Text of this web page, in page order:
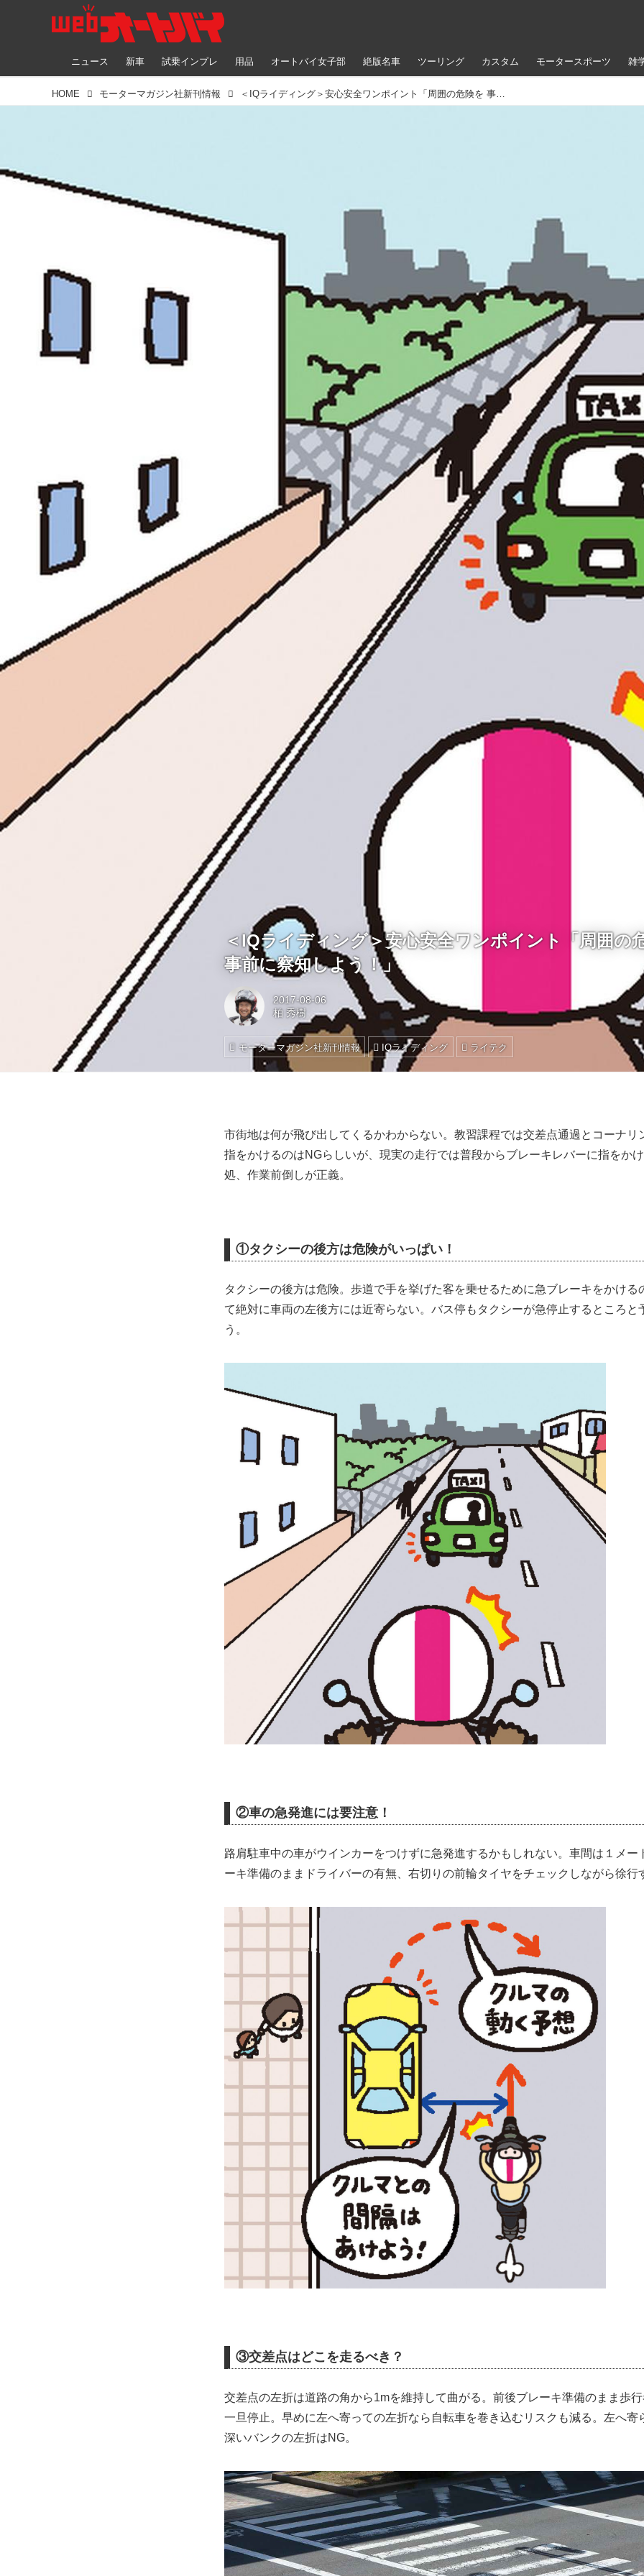
ニュース 新車 試乗インプレ 用品 オートバイ女子部 絶版名車 ツーリング カスタム モータースポーツ 雑
HOME モーターマガジン社新刊情報 ＜IQライディング＞安心安全ワンポイント「周囲の危険を 事前に察知しよう！」
＜IQライディング＞安心安全ワンポイント「周囲の
事前に察知しよう！」
2017-08-06
柏 秀樹
モーターマガジン社新刊情報 IQライディング ライテク
市街地は何が飛び出してくるかわからない。教習課程では交差点通過とコーナリ
指をかけるのはNGらしいが、現実の走行では普段からブレーキレバーに指をか
処、作業前倒しが正義。
①タクシーの後方は危険がいっぱい！
タクシーの後方は危険。歩道で手を挙げた客を乗せるために急ブレーキをかける
て絶対に車両の左後方には近寄らない。バス停もタクシーが急停止するところと
う。
②車の急発進には要注意！
路肩駐車中の車がウインカーをつけずに急発進するかもしれない。車間は１メー
ーキ準備のままドライバーの有無、右切りの前輪タイヤをチェックしながら徐行
③交差点はどこを走るべき？
交差点の左折は道路の角から1mを維持して曲がる。前後ブレーキ準備のまま歩
一旦停止。早めに左へ寄っての左折なら自転車を巻き込むリスクも減る。左へ寄
深いバンクの左折はNG。